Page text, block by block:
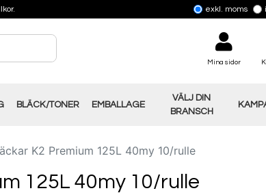
exkl. moms
Mina sidor
BLÄCK/TONER EMBALLAGE
VÄLJ DIN
BRANSCH
K2 Premium 125L 40my 10/rulle
125L 40my 10/rulle